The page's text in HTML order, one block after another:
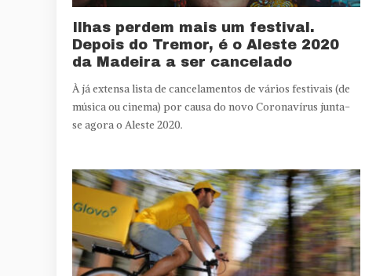
Ilhas perdem mais um festival.
Depois do Tremor, é o Aleste 2020
da Madeira a ser cancelado
À já extensa lista de cancelamentos de vários festivais (de
música ou cinema) por causa do novo Coronavírus junta-
se agora o Aleste 2020.